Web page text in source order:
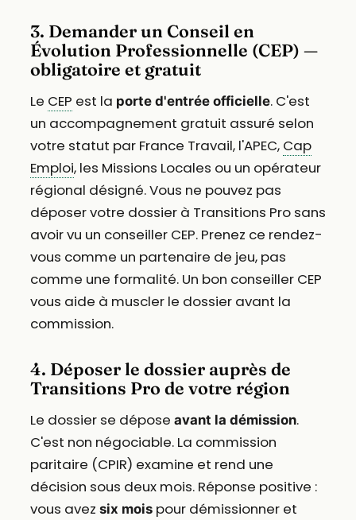
3. Demander un Conseil en
Évolution Professionnelle (CEP) —
obligatoire et gratuit
Le CEP est la porte d'entrée officielle. C'est
un accompagnement gratuit assuré selon
votre statut par France Travail, l'APEC, Cap
Emploi, les Missions Locales ou un opérateur
régional désigné. Vous ne pouvez pas
déposer votre dossier à Transitions Pro sans
avoir vu un conseiller CEP. Prenez ce rendez-
vous comme un partenaire de jeu, pas
comme une formalité. Un bon conseiller CEP
vous aide à muscler le dossier avant la
commission.
4. Déposer le dossier auprès de
Transitions Pro de votre région
Le dossier se dépose avant la démission.
C'est non négociable. La commission
paritaire (CPIR) examine et rend une
décision sous deux mois. Réponse positive :
vous avez six moispour démissionner et